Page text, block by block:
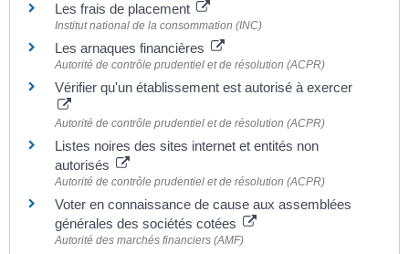
Les frais de placement
Institut national de la consommation (INC)
Les arnaques financières
Autorité de contrôle prudentiel et de résolution (ACPR)
Vérifier qu'un établissement est autorisé à exercer
Autorité de contrôle prudentiel et de résolution (ACPR)
Listes noires des sites internet et entités non
autorisés
Autorité de contrôle prudentiel et de résolution (ACPR)
Voter en connaissance de cause aux assemblées
générales des sociétés cotées
Autorité des marchés financiers (AMF)